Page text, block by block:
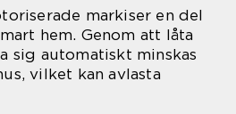
markiser en del
hem. Genom att låta
sig automatiskt minskas
vilket kan avlasta